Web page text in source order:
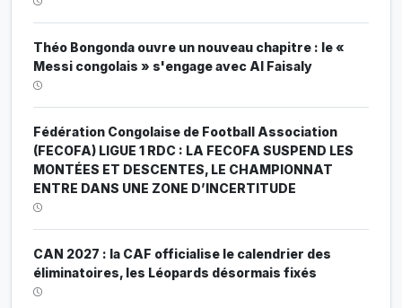
Théo Bongonda ouvre un nouveau chapitre : le «
Messi congolais » s'engage avec Al Faisaly
Fédération Congolaise de Football Association
(FECOFA) LIGUE 1 RDC : LA FECOFA SUSPEND LES
MONTÉES ET DESCENTES, LE CHAMPIONNAT
ENTRE DANS UNE ZONE D’INCERTITUDE
CAN 2027 : la CAF officialise le calendrier des
éliminatoires, les Léopards désormais fixés